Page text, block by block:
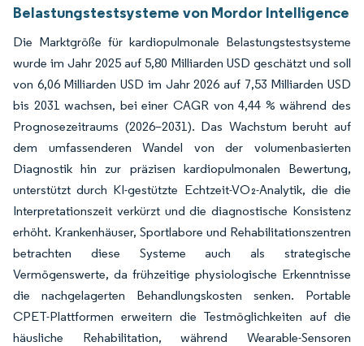
Belastungstestsysteme von Mordor Intelligence
Die Marktgröße für kardiopulmonale Belastungstestsysteme
wurde im Jahr 2025 auf 5,80 Milliarden USD geschätzt und soll
von 6,06 Milliarden USD im Jahr 2026 auf 7,53 Milliarden USD
bis 2031 wachsen, bei einer CAGR von 4,44 % während des
Prognosezeitraums (2026–2031). Das Wachstum beruht auf
dem umfassenderen Wandel von der volumenbasierten
Diagnostik hin zur präzisen kardiopulmonalen Bewertung,
unterstützt durch KI-gestützte Echtzeit-VO₂-Analytik, die die
Interpretationszeit verkürzt und die diagnostische Konsistenz
erhöht. Krankenhäuser, Sportlabore und Rehabilitationszentren
betrachten diese Systeme auch als strategische
Vermögenswerte, da frühzeitige physiologische Erkenntnisse
die nachgelagerten Behandlungskosten senken. Portable
CPET-Plattformen erweitern die Testmöglichkeiten auf die
häusliche Rehabilitation, während Wearable-Sensoren